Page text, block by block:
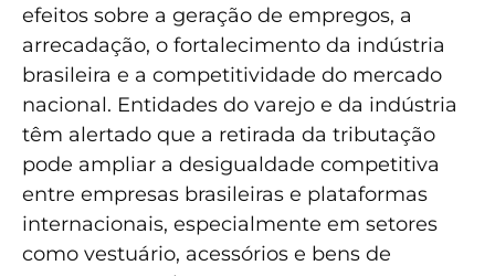
efeitos sobre a geração de empregos, a
arrecadação, o fortalecimento da indústria
brasileira e a competitividade do mercado
nacional. Entidades do varejo e da indústria
têm alertado que a retirada da tributação
pode ampliar a desigualdade competitiva
entre empresas brasileiras e plataformas
internacionais, especialmente em setores
como vestuário, acessórios e bens de